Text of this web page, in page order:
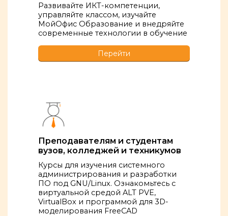
Развивайте ИКТ-компетенции,
управляйте классом, изучайте
МойОфис Образование и внедряйте
современные технологии в обучение
Перейти
Преподавателям и студентам
вузов, колледжей и техникумов
Курсы для изучения системного
администрирования и разработки
ПО под GNU/Linux. Ознакомьтесь с
виртуальной средой ALT PVE,
VirtualBox и программой для 3D-
моделирования FreeCAD